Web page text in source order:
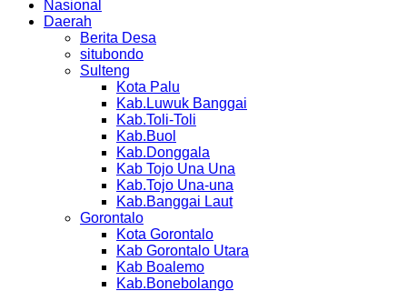
Nasional
Daerah
Berita Desa
situbondo
Sulteng
Kota Palu
Kab.Luwuk Banggai
Kab.Toli-Toli
Kab.Buol
Kab.Donggala
Kab Tojo Una Una
Kab.Tojo Una-una
Kab.Banggai Laut
Gorontalo
Kota Gorontalo
Kab Gorontalo Utara
Kab Boalemo
Kab.Bonebolango